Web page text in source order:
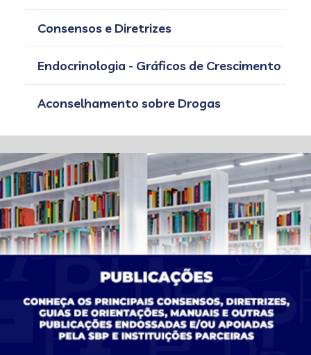
Consensos e Diretrizes
Endocrinologia - Gráficos de Crescimento
Aconselhamento sobre Drogas